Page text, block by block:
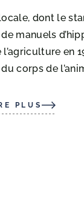
dont le
manuels
en
corps de
PLUS